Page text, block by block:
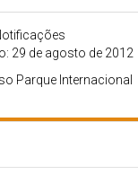
29 de agosto de 2012
Parque Internacional